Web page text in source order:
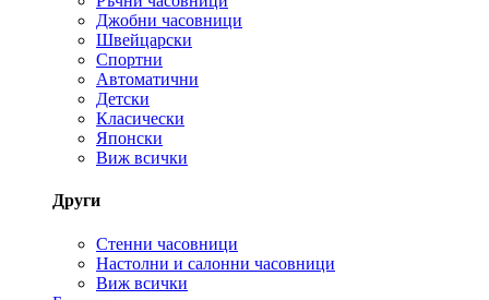
Джобни часовници
Швейцарски
Спортни
Автоматични
Детски
Класически
Японски
Виж всички
Други
Стенни часовници
Настолни и салонни часовници
Виж всички